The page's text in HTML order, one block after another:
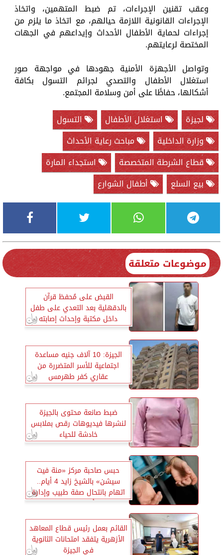
وعقب تقنين الإجراءات، تم ضبط المتهمين، واتخاذ
الإجراءات القانونية اللازمة حيالهم، مع اتخاذ ما يلزم من
إجراءات لحماية الأطفال الأحداث وإيداعهم في الجهات
المختصة لرعايتهم.
وتواصل الأجهزة الأمنية جهودها في مواجهة صور
استغلال الأطفال والتصدي لجرائم التسول بكافة
أشكالها، حفاظًا على أمن وسلامة المجتمع.
لجيزة
استغلال الأطفال
التسول
وزارة الداخلية
مباحث رعاية الأحداث
قطاع الشرطة المتخصصة
استجداء المارة
بيع السلع
أطفال الشوارع
موضوعات متعلقة
القبض على مُحفظ قرآن
بالدقهلية بعد التعدي على طفل
داخل مكتبة وإحداث إصابته
الجيزة: 10 آلاف جنيه مساعدة
اجتماعية للأسر المتضررة من
عقاري كفر طهرمس
ضبط صانعة محتوى بالجيزة
لنشرها فيديوهات رقص بملابس
خادشة للحياء
حبس صاحبة مركز «منة فيت
سيشن» بالشيخ زايد 4 أيام..
اتهام بانتحال صفة طبيب وإدارة
منشأة بدون ترخيص
القائم بعمل رئيس قطاع المعاهد
الأزهرية يتفقد امتحانات الثانوية
في الجيزة